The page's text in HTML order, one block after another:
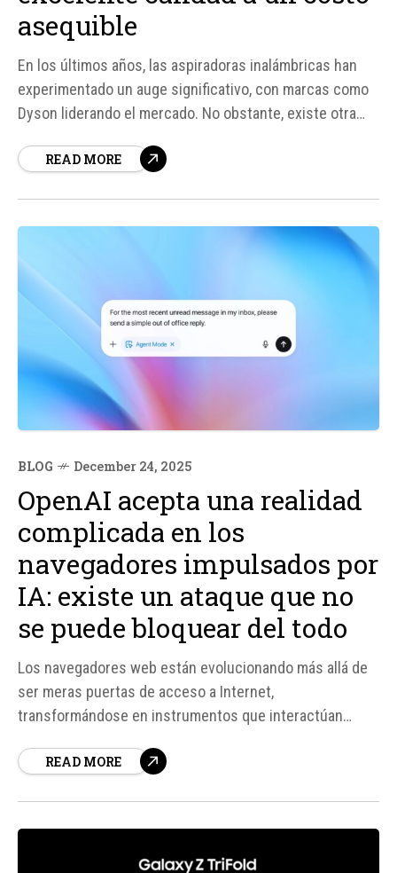
asequible
En los últimos años, las aspiradoras inalámbricas han
experimentado un auge significativo, con marcas como
Dyson liderando el mercado. No obstante, existe otra
READ MORE
BLOG December 24, 2025
OpenAI acepta una realidad
complicada en los
navegadores impulsados por
IA: existe un ataque que no
se puede bloquear del todo
Los navegadores web están evolucionando más allá de
ser meras puertas de acceso a Internet,
transformándose en instrumentos que interactúan
READ MORE